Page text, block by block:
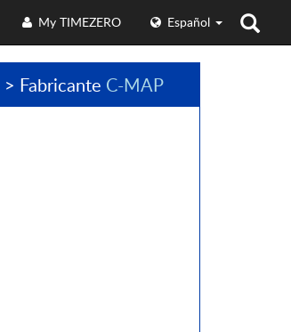
Español
My TIMEZERO
> Fabricante C-MAP